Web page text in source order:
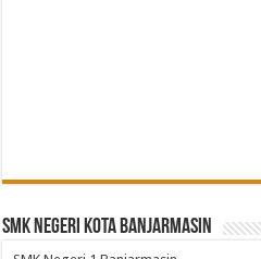
SMK Negeri Kota Banjarmasin